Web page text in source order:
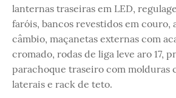
lanternas traseiras em LED,
faróis, bancos revestidos em couro,
câmbio, maçanetas externas com
cromado, rodas de liga leve aro 17,
parachoque traseiro com molduras
laterais e rack de teto.